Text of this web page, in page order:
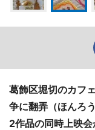
葛飾区堀切のカフ
争に翻弄（ほんろ
2作品の同時上映会